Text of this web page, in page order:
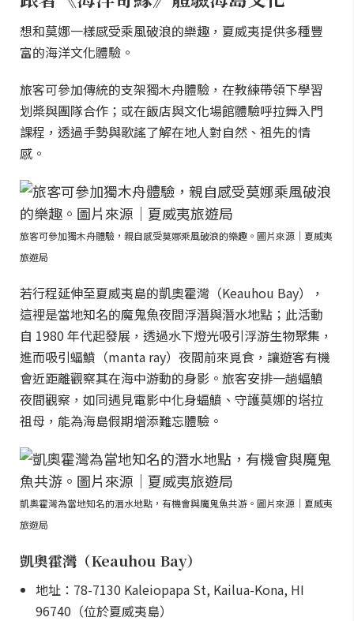
想和莫娜一樣感受乘風破浪的樂趣，夏威夷提供多種豐
富的海洋文化體驗。
旅客可參加傳統的支架獨木舟體驗，在教練帶領下學習
划槳與團隊合作；或在飯店與文化場館體驗呼拉舞入門
課程，透過手勢與歌謠了解在地人對自然、祖先的情
感。
旅客可參加獨木舟體驗，親自感受莫娜乘風破浪的樂趣。圖片來源｜夏威夷
旅遊局
若行程延伸至夏威夷島的凱奧霍灣（Keauhou Bay），
這裡是當地知名的魔鬼魚夜間浮潛與潛水地點；此活動
自 1980 年代起發展，透過水下燈光吸引浮游生物聚集，
進而吸引蝠鱝（manta ray）夜間前來覓食，讓遊客有機
會近距離觀察其在海中游動的身影。旅客安排一趟蝠鱝
夜間觀察，如同遇見電影中化身蝠鱝、守護莫娜的塔拉
祖母，能為海島假期增添難忘體驗。
凱奧霍灣為當地知名的潛水地點，有機會與魔鬼魚共游。圖片來源｜夏威夷
旅遊局
凱奧霍灣（Keauhou Bay）
地址：78-7130 Kaleiopapa St, Kailua-Kona, HI
96740（位於夏威夷島）